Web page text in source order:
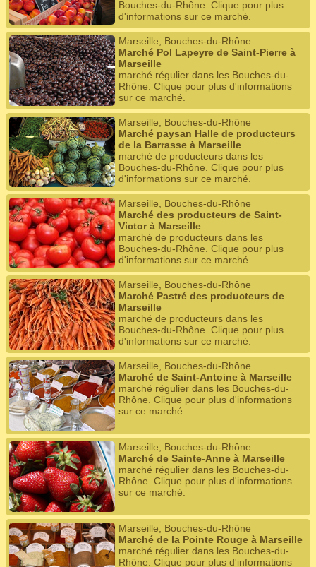
Bouches-du-Rhône. Clique pour plus
d'informations sur ce marché.
Marseille, Bouches-du-Rhône
Marché Pol Lapeyre de Saint-Pierre à
Marseille
marché régulier dans les Bouches-du-
Rhône. Clique pour plus d'informations
sur ce marché.
Marseille, Bouches-du-Rhône
Marché paysan Halle de producteurs
de la Barrasse à Marseille
marché de producteurs dans les
Bouches-du-Rhône. Clique pour plus
d'informations sur ce marché.
Marseille, Bouches-du-Rhône
Marché des producteurs de Saint-
Victor à Marseille
marché de producteurs dans les
Bouches-du-Rhône. Clique pour plus
d'informations sur ce marché.
Marseille, Bouches-du-Rhône
Marché Pastré des producteurs de
Marseille
marché de producteurs dans les
Bouches-du-Rhône. Clique pour plus
d'informations sur ce marché.
Marseille, Bouches-du-Rhône
Marché de Saint-Antoine à Marseille
marché régulier dans les Bouches-du-
Rhône. Clique pour plus d'informations
sur ce marché.
Marseille, Bouches-du-Rhône
Marché de Sainte-Anne à Marseille
marché régulier dans les Bouches-du-
Rhône. Clique pour plus d'informations
sur ce marché.
Marseille, Bouches-du-Rhône
Marché de la Pointe Rouge à Marseille
marché régulier dans les Bouches-du-
Rhône. Clique pour plus d'informations